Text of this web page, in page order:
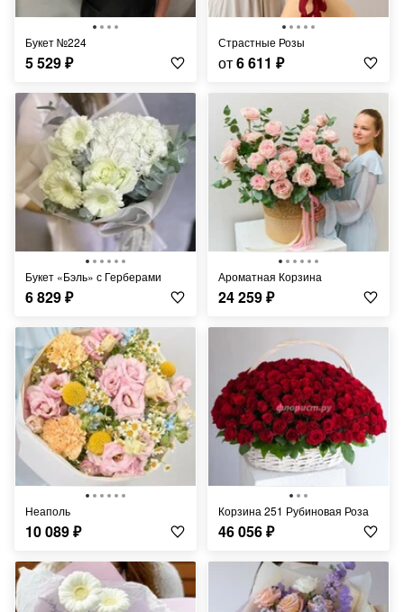
Букет №224
5 529₽
Страстные Розы
от6 611 ₽
Букет «Бэль» с Герберами
6 829₽
Ароматная Корзина
24 259₽
Неаполь
10 089₽
Корзина 251 Рубиновая Роза
46 056₽